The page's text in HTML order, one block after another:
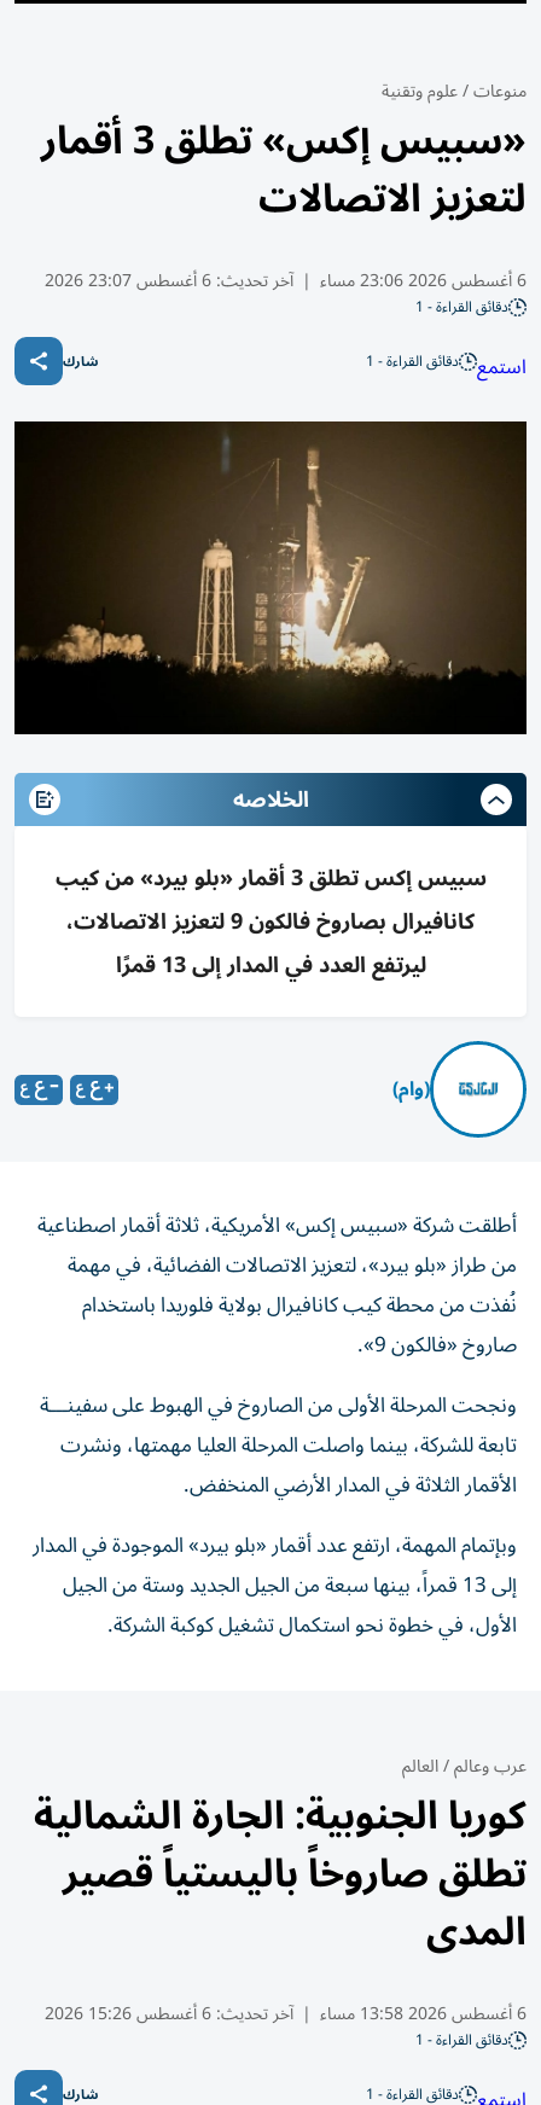
منوعات/علوم وتقنية
«سبيس إكس» تطلق 3 أقمار
لتعزيز الاتصالات
6 أغسطس 2026 23:06 مساء | آخر تحديث:6 أغسطس 23:07 2026
دقائق القراءة - 1
استمع دقائق القراءة - 1 شارك
الخلاصه
سبيس إكس تطلق 3 أقمار «بلو بيرد» من كيب
كانافيرال بصاروخ فالكون 9 لتعزيز الاتصالات،
ليرتفع العدد في المدار إلى 13 قمرًا
(وام)
أطلقت شركة «سبيس إكس» الأمريكية، ثلاثة أقمار اصطناعية
من طراز «بلو بيرد»، لتعزيز الاتصالات الفضائية، في مهمة
نُفذت من محطة كيب كانافيرال بولاية فلوريدا باستخدام
صاروخ «فالكون 9».
ونجحت المرحلة الأولى من الصاروخ في الهبوط على سفينـــة
تابعة للشركة، بينما واصلت المرحلة العليا مهمتها، ونشرت
الأقمار الثلاثة في المدار الأرضي المنخفض.
وبإتمام المهمة، ارتفع عدد أقمار «بلو بيرد» الموجودة في المدار
إلى 13 قمراً، بينها سبعة من الجيل الجديد وستة من الجيل
الأول، في خطوة نحو استكمال تشغيل كوكبة الشركة.
عرب وعالم/العالم
كوريا الجنوبية: الجارة الشمالية
تطلق صاروخاً باليستياً قصير
المدى
6 أغسطس 2026 13:58 مساء | آخر تحديث:6 أغسطس 15:26 2026
دقائق القراءة - 1
دقائق القراءة - 1 شارك